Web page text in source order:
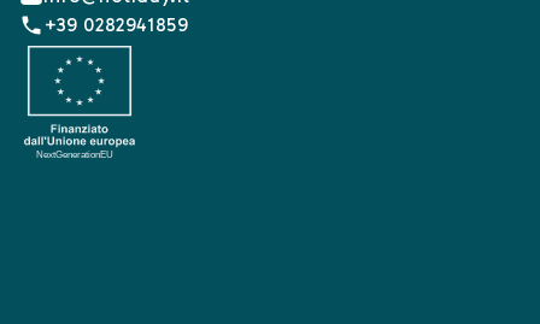
+39 0282941859